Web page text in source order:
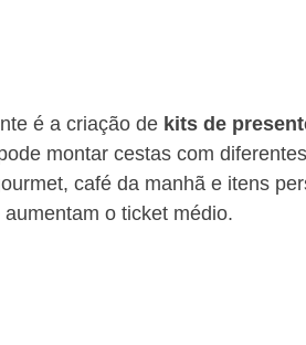
é a criação de kits de
montar cestas com
café da manhã e itens
o ticket médio.